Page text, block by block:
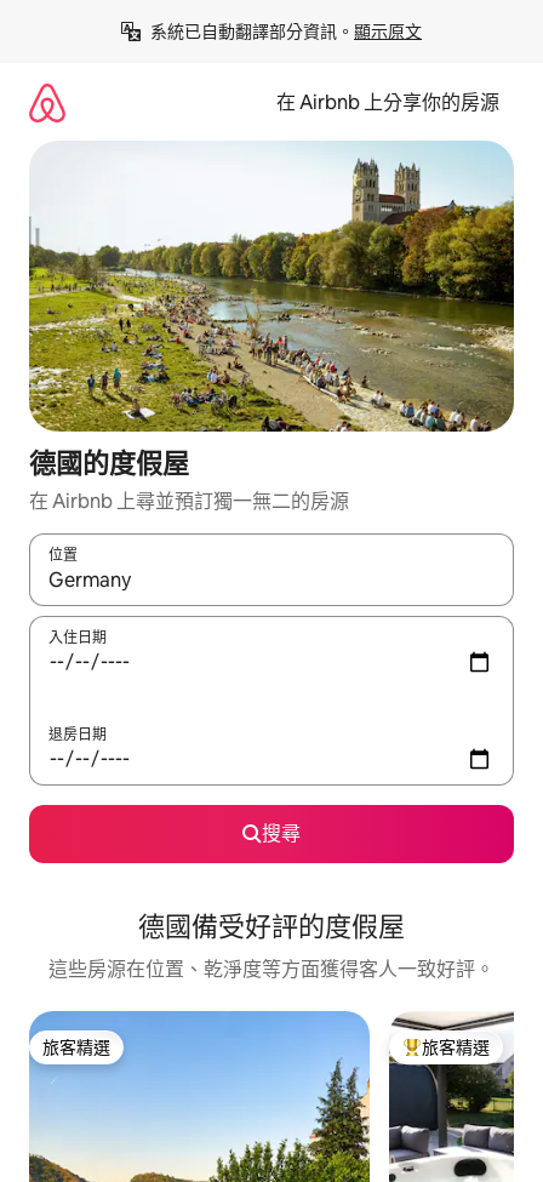
系統已自動翻譯部分資訊。 顯示原文
在 Airbnb 上分享你的房源
德國的度假屋
在 Airbnb 上尋並預訂獨一無二的房源
位置
如有搜尋結果，瀏覽內容時請使用上下箭頭，或輕點、滑動裝置。
入住日期
退房日期
搜尋
德國備受好評的度假屋
這些房源在位置、乾淨度等方面獲得客人一致好評。
旅客精選
旅客精選 旅客精選榜首
旅客精選